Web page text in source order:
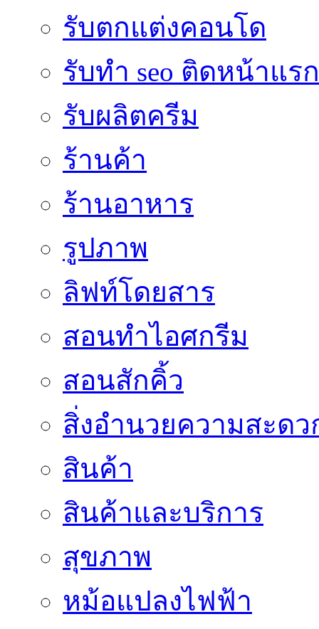
รับตกแต่งคอนโด
รับทำ seo ติดหน้าแรก
รับผลิตครีม
ร้านค้า
ร้านอาหาร
รูปภาพ
ลิฟท์โดยสาร
สอนทำไอศกรีม
สอนสักคิ้ว
สิ่งอำนวยความสะดว
สินค้า
สินค้าและบริการ
สุขภาพ
หม้อแปลงไฟฟ้า